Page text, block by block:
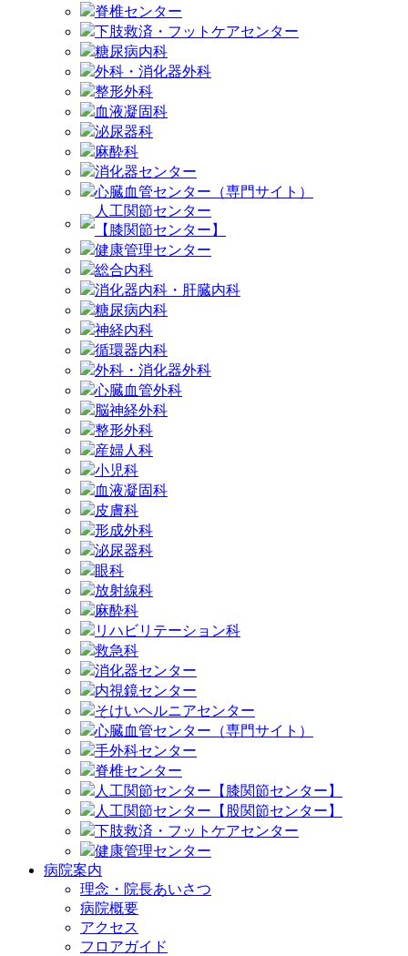
脊椎センター
下肢救済・フットケアセンター
糖尿病内科
外科・消化器外科
整形外科
血液凝固科
泌尿器科
麻酔科
消化器センター
心臓血管センター（専門サイト）
人工関節センター
【膝関節センター】
健康管理センター
総合内科
消化器内科・肝臓内科
糖尿病内科
神経内科
循環器内科
外科・消化器外科
心臓血管外科
脳神経外科
整形外科
産婦人科
小児科
血液凝固科
皮膚科
形成外科
泌尿器科
眼科
放射線科
麻酔科
リハビリテーション科
救急科
消化器センター
内視鏡センター
そけいヘルニアセンター
心臓血管センター（専門サイト）
手外科センター
脊椎センター
人工関節センター【膝関節センター】
人工関節センター【股関節センター】
下肢救済・フットケアセンター
健康管理センター
病院案内
理念・院長あいさつ
病院概要
アクセス
フロアガイド